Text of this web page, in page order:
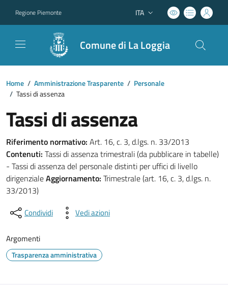
Regione Piemonte Lingua attiva:
ITA
Comune di La Loggia
Home / Amministrazione Trasparente / Personale
/ Tassi di assenza
Tassi di assenza
Riferimento normativo: Art. 16, c. 3, d.lgs. n. 33/2013
Contenuti: Tassi di assenza trimestrali (da pubblicare in tabelle)
- Tassi di assenza del personale distinti per uffici di livello
dirigenzialeAggiornamento: Trimestrale (art. 16, c. 3, d.lgs. n.
33/2013)
Condividi Vedi azioni
Argomenti
Trasparenza amministrativa